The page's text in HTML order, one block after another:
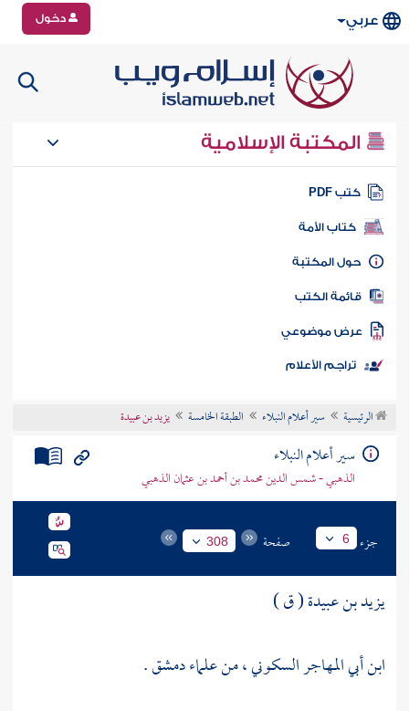
عربي دخول
المكتبة الإسلامية
كتب PDF
كتاب الأمة
المكتبة
الكتب
موضوعي
تراجم الأعلام
الرئيسية سير أعلام النبلاء الطبقة الخامسة يزيد بن عبيدة
سير أعلام النبلاء
الذهبي - شمس الدين محمد بن أحمد بن عثمان الذهبي
جزء 6 صفحة 308
يزيد بن عبيدة ( ق )
ابن أبي المهاجر السكوني ، من علماءدمشق.